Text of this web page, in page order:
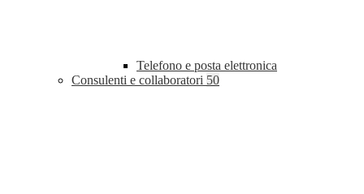
Telefono e posta elettronica
Consulenti e collaboratori 50